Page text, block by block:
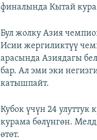
финалында Кытай
Бул жолку Азия
Исии жергиликтүү
арасында Азиядагы
бар. Ал эми эки
катышпайт.
Кубок үчүн 24
курама бөлүнгөн.
өтөт.